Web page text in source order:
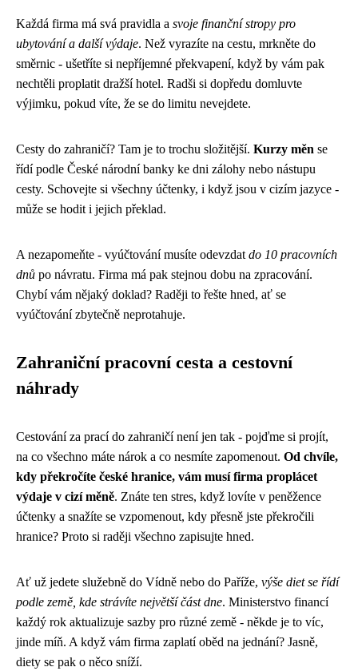
Každá firma má svá pravidla a svoje finanční stropy pro
ubytování a další výdaje. Než vyrazíte na cestu, mrkněte do
směrnic - ušetříte si nepříjemné překvapení, když by vám pak
nechtěli proplatit dražší hotel. Radši si dopředu domluvte
výjimku, pokud víte, že se do limitu nevejdete.
Cesty do zahraničí? Tam je to trochu složitější. Kurzy měn se
řídí podle České národní banky ke dni zálohy nebo nástupu
cesty. Schovejte si všechny účtenky, i když jsou v cizím jazyce -
může se hodit i jejich překlad.
A nezapomeňte - vyúčtování musíte odevzdat do 10 pracovních
dnů po návratu. Firma má pak stejnou dobu na zpracování.
Chybí vám nějaký doklad? Raději to řešte hned, ať se
vyúčtování zbytečně neprotahuje.
Zahraniční pracovní cesta a cestovní
náhrady
Cestování za prací do zahraničí není jen tak - pojďme si projít,
na co všechno máte nárok a co nesmíte zapomenout. Od chvíle,
kdy překročíte české hranice, vám musí firma proplácet
výdaje v cizí měně. Znáte ten stres, když lovíte v peněžence
účtenky a snažíte se vzpomenout, kdy přesně jste překročili
hranice? Proto si raději všechno zapisujte hned.
Ať už jedete služebně do Vídně nebo do Paříže, výše diet se řídí
podle země, kde strávíte největší část dne. Ministerstvo financí
každý rok aktualizuje sazby pro různé země - někde je to víc,
jinde míň. A když vám firma zaplatí oběd na jednání? Jasně,
diety se pak o něco sníží.